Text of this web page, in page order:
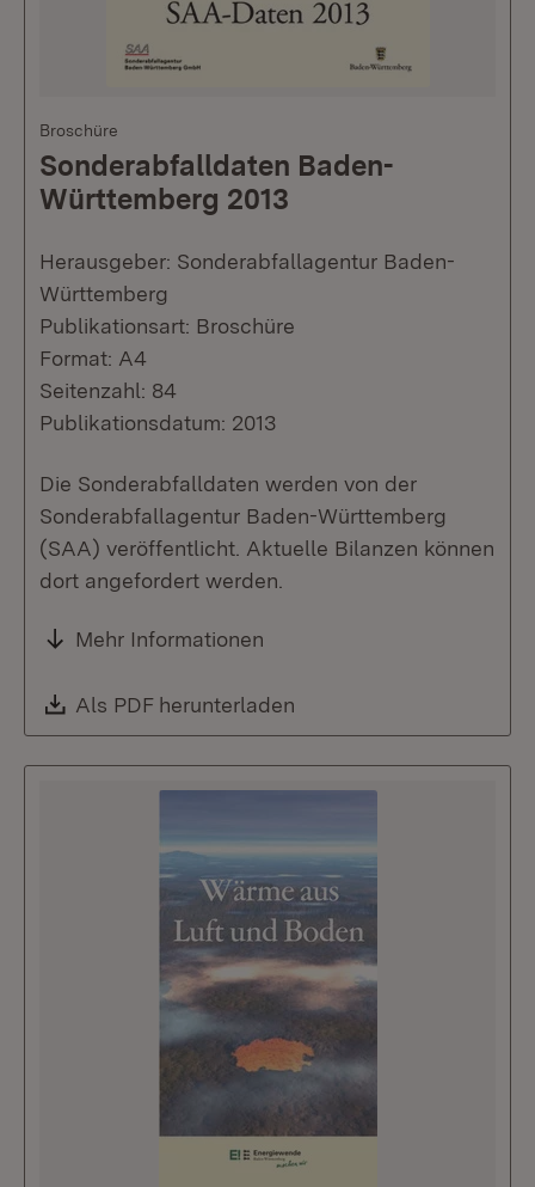
Broschüre
Sonderabfalldaten Baden-
Württemberg 2013
Herausgeber: Sonderabfallagentur Baden-
Württemberg
Publikationsart: Broschüre
Format: A4
Seitenzahl: 84
Publikationsdatum: 2013
Die Sonderabfalldaten werden von der
Sonderabfallagentur Baden-Württemberg
(SAA) veröffentlicht. Aktuelle Bilanzen können
dort angefordert werden.
Mehr Informationen
Download:
Als PDF herunterladen